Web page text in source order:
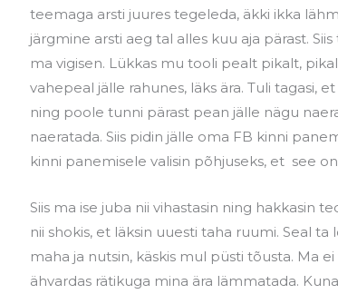
teemaga arsti juures tegeleda, äkki ikka
järgmine arsti aeg tal alles kuu aja pärast.
ma vigisen. Lükkas mu tooli pealt pikalt,
vahepeal jälle rahunes, läks ära. Tuli tagasi,
ning poole tunni pärast pean jälle nägu
naeratada. Siis pidin jälle oma FB kinni
kinni panemisele valisin põhjuseks, et see
Siis ma ise juba nii vihastasin ning hakkasin
nii shokis, et läksin uuesti taha ruumi. Seal ta
maha ja nutsin, käskis mul püsti tõusta. Ma
ähvardas rätikuga mina ära lämmatada.